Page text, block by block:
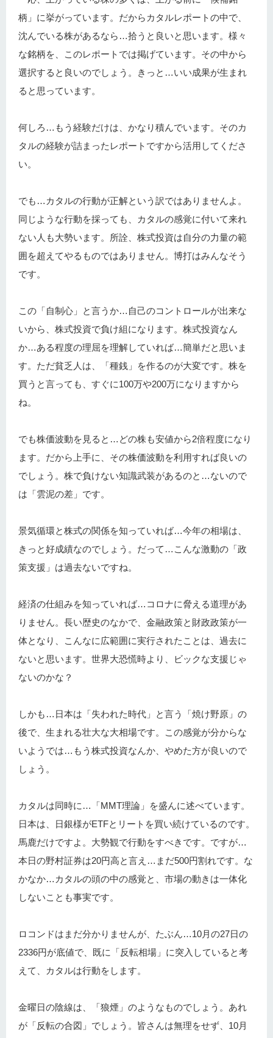
柄」に挙がっています。だからカタルレポートの中で、
沈んでいる株があるなら…拾うと良いと思います。様々
な銘柄を、このレポートでは掲げています。その中から
選択すると良いのでしょう。きっと…いい成果が生まれ
ると思っています。
何しろ…もう経験だけは、かなり積んでいます。そのカ
タルの経験が詰まったレポートですから活用してくださ
い。
でも…カタルの行動が正解という訳ではありませんよ。
同じような行動を採っても、カタルの感覚に付いて来れ
ない人も大勢います。所詮、株式投資は自分の力量の範
囲を超えてやるものではありません。博打はみんなそう
です。
この「自制心」と言うか…自己のコントロールが出来な
いから、株式投資で負け組になります。株式投資なん
か…ある程度の理屈を理解していれば…簡単だと思いま
す。ただ貧乏人は、「種銭」を作るのが大変です。株を
買うと言っても、すぐに100万や200万になりますから
ね。
でも株価波動を見ると…どの株も安値から2倍程度になり
ます。だから上手に、その株価波動を利用すれば良いの
でしょう。株で負けない知識武装があるのと…ないので
は「雲泥の差」です。
景気循環と株式の関係を知っていれば…今年の相場は、
きっと好成績なのでしょう。だって…こんな激動の「政
策支援」は過去ないですね。
経済の仕組みを知っていれば…コロナに脅える道理があ
りません。長い歴史のなかで、金融政策と財政政策が一
体となり、こんなに広範囲に実行されたことは、過去に
ないと思います。世界大恐慌時より、ビックな支援じゃ
ないのかな？
しかも…日本は「失われた時代」と言う「焼け野原」の
後で、生まれる壮大な大相場です。この感覚が分からな
いようでは…もう株式投資なんか、やめた方が良いので
しょう。
カタルは同時に…「MMT理論」を盛んに述べています。
日本は、日銀様がETFとリートを買い続けているのです。
馬鹿だけですよ。大勢観で行動をすべきです。ですが…
本日の野村証券は20円高と言え…まだ500円割れです。な
かなか…カタルの頭の中の感覚と、市場の動きは一体化
しないことも事実です。
ロコンドはまだ分かりませんが、たぶん…10月の27日の
2336円が底値で、既に「反転相場」に突入していると考
えて、カタルは行動をします。
金曜日の陰線は、「狼煙」のようなものでしょう。あれ
が「反転の合図」でしょう。皆さんは無理をせず、10月